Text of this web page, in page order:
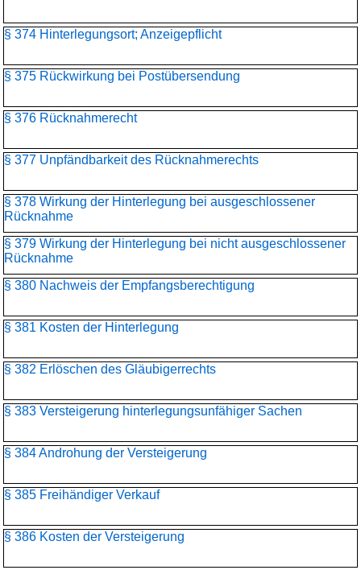
§ 374 Hinterlegungsort; Anzeigepflicht
§ 375 Rückwirkung bei Postübersendung
§ 376 Rücknahmerecht
§ 377 Unpfändbarkeit des Rücknahmerechts
§ 378 Wirkung der Hinterlegung bei ausgeschlossener
Rücknahme
§ 379 Wirkung der Hinterlegung bei nicht ausgeschlossener
Rücknahme
§ 380 Nachweis der Empfangsberechtigung
§ 381 Kosten der Hinterlegung
§ 382 Erlöschen des Gläubigerrechts
§ 383 Versteigerung hinterlegungsunfähiger Sachen
§ 384 Androhung der Versteigerung
§ 385 Freihändiger Verkauf
§ 386 Kosten der Versteigerung